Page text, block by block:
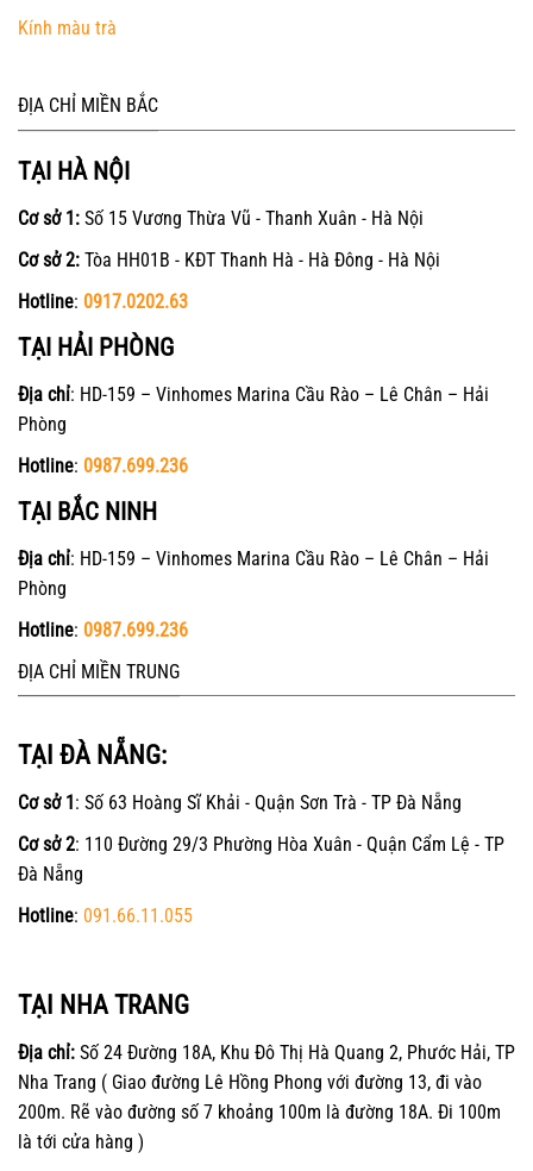
Kính màu trà
ĐỊA CHỈ MIỀN BẮC
TẠI HÀ NỘI
Cơ sở 1: Số 15 Vương Thừa Vũ - Thanh Xuân - Hà Nội
Cơ sở 2: Tòa HH01B - KĐT Thanh Hà - Hà Đông - Hà Nội
Hotline: 0917.0202.63
TẠI HẢI PHÒNG
Địa chỉ: HD-159 – Vinhomes Marina Cầu Rào – Lê Chân – Hải
Phòng
Hotline: 0987.699.236
TẠI BẮC NINH
Địa chỉ: HD-159 – Vinhomes Marina Cầu Rào – Lê Chân – Hải
Phòng
Hotline: 0987.699.236
ĐỊA CHỈ MIỀN TRUNG
TẠI ĐÀ NẴNG:
Cơ sở 1: Số 63 Hoàng Sĩ Khải - Quận Sơn Trà - TP Đà Nẵng
Cơ sở 2: 110 Đường 29/3 Phường Hòa Xuân - Quận Cẩm Lệ - TP
Đà Nẵng
Hotline: 091.66.11.055
TẠI NHA TRANG
Địa chỉ: Số 24 Đường 18A, Khu Đô Thị Hà Quang 2, Phước Hải, TP
Nha Trang ( Giao đường Lê Hồng Phong với đường 13, đi vào
200m. Rẽ vào đường số 7 khoảng 100m là đường 18A. Đi 100m
là tới cửa hàng )